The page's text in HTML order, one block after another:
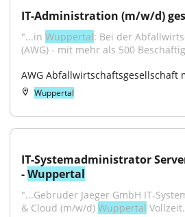
IT-Administration (m/w/d)
"...in Wuppertal: Bei der
(AWG) - mit mehr als 500
AWG Abfallwirtschaftsgesellschaft
Wuppertal
IT-Systemadministrator
- Wuppertal
"...Gebrüder Jaeger GmbH IT-
& Cloud (m/w/d) Wuppertal